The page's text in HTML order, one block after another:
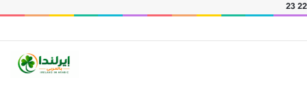
22
23